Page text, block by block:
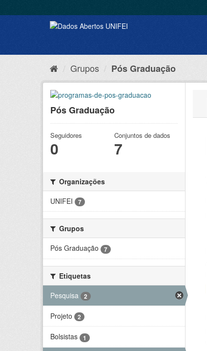
Grupos Pós Graduação
Pós Graduação
Seguidores
0
Conjuntos de dados
7
Organizações
UNIFEI
7
Grupos
Pós Graduação
7
Etiquetas
Pesquisa
2
Projeto 2
Bolsistas 1